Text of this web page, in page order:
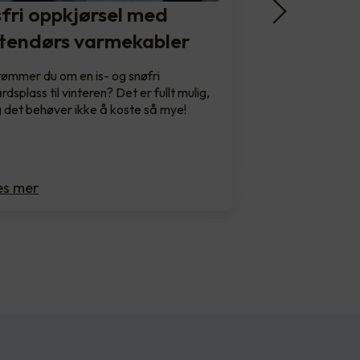
oppkjørsel med
varmekabler
du om en is- og snøfri
til vinteren? Det er fullt mulig,
det behøver ikke å koste så mye!
mer